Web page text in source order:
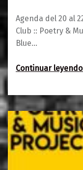
Agenda del 20 al
Club :: Poetry &
Blue…
Continuar leyendo